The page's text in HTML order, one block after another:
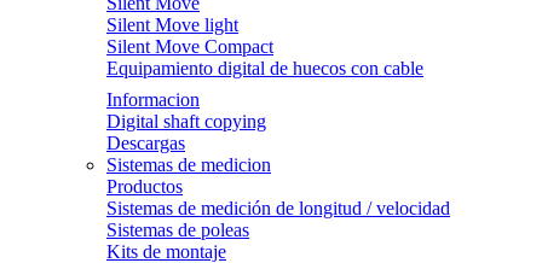
Silent Move light
Silent Move Compact
Equipamiento digital de huecos con cable
Informacion
Digital shaft copying
Descargas
Sistemas de medicion
Productos
Sistemas de medición de longitud / velocidad
Sistemas de poleas
Kits de montaje